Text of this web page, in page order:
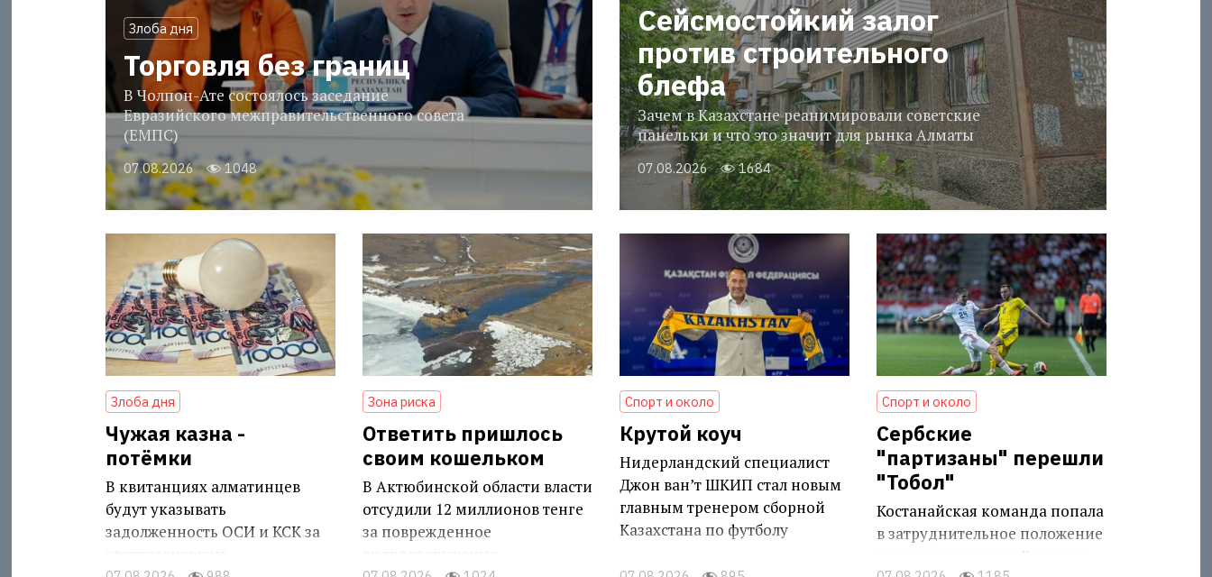
Злоба дня
Торговля без границ
В Чолпон-Ате состоялось заседание
Евразийского межправительственного совета
(ЕМПС)
07.08.2026 1048
Сейсмостойкий залог
против строительного
блефа
Зачем в Казахстане реанимировали советские
панельки и что это значит для рынка Алматы
07.08.2026 1684
Злоба дня
Чужая казна -
потёмки
В квитанциях алматинцев
будут указывать
задолженность ОСИ и КСК за
Зона риска
Ответить пришлось
своим кошельком
В Актюбинской области власти
отсудили 12 миллионов тенге
за поврежденное
Спорт и около
Крутой коуч
Нидерландский специалист
Джон ван’т ШКИП стал новым
главным тренером сборной
Казахстана по футболу
Спорт и около
Сербские
"партизаны" перешли
"Тобол"
Костанайская команда попала
в затруднительное положение
после поражения в Белграде